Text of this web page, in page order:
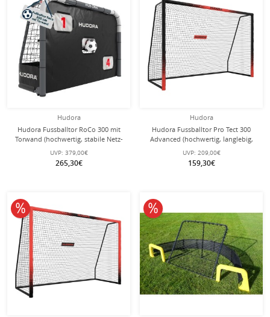
Hudora
Hudora Fussballtor RoCo 300 mit
Torwand (hochwertig, stabile Netz-
und Bodenverankerung,
Punktzähler) schwarz -
300x200x120cm
UVP: 379,00€
265,30€
Hudora
Hudora Fussballtor Pro Tect 300
Advanced (hochwertig, langlebig,
einfacher Aufbau) schwarz -
300x200x120cm
UVP: 209,00€
159,30€
10% reduziert 10% reduziert